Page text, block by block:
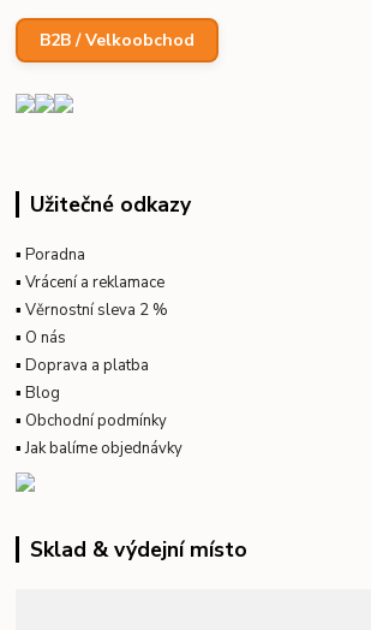
B2B / Velkoobchod
Užitečné odkazy
▪Poradna
▪Vrácení a reklamace
▪Věrnostní sleva 2 %
▪ O nás
▪Doprava a platba
▪Blog
▪ Obchodní podmínky
▪Jak balíme objednávky
Sklad & výdejní místo